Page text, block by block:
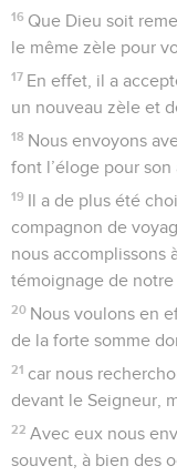
16 Que Dieu soit
le même zèle pour
17 En effet, il a
un nouveau zèle et
18 Nous envoyons
font l’éloge pour son
19 Il a de plus été
compagnon de
nous accomplissons
témoignage de notre
20 Nous voulons en
de la forte somme
21 car nous
devant le Seigneur,
22 Avec eux nous
souvent, à bien des